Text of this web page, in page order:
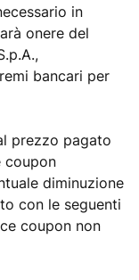
in
onere del
bancari per
prezzo pagato
coupon
diminuzione
con le seguenti
coupon non